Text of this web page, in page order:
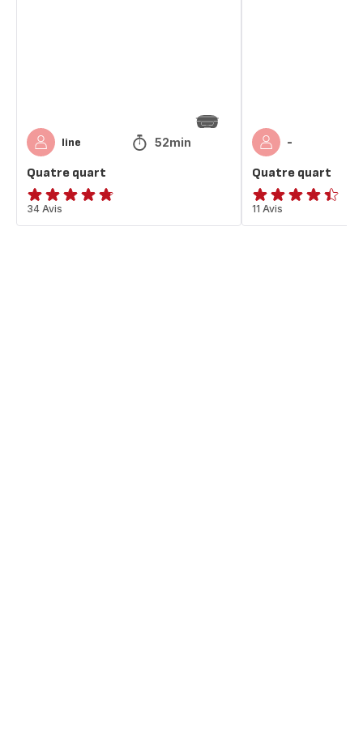
line 52min
Quatre quart
ratings.4.7
34 Avis
-
Quatre quart
ratings.4.4
11 Avis